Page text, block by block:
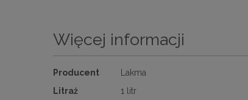
Więcej informacji
Więcej
informacji
Producent
Lakma
Litraż
1 litr